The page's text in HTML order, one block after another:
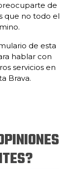
de
que no todo el
de esta
hablar con
servicios en
Brava.